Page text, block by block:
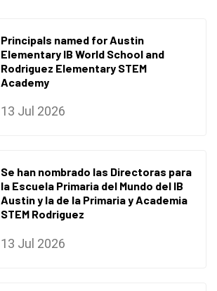
Principals named for Austin
Elementary IB World School and
Rodriguez Elementary STEM
Academy
13 Jul 2026
Se han nombrado las Directoras para
la Escuela Primaria del Mundo del IB
Austin y la de la Primaria y Academia
STEM Rodriguez
13 Jul 2026